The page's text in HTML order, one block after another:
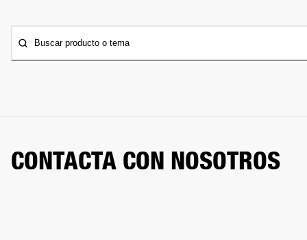
Buscar producto o tema
CONTACTA CON NOSOTROS